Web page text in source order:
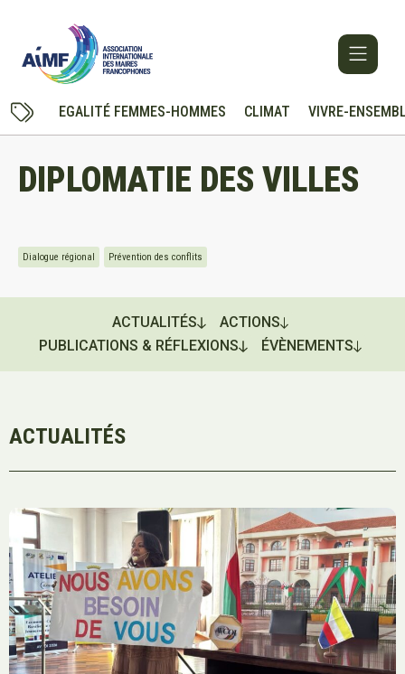
EGALITÉ FEMMES-HOMMES CLIMAT VIVRE-
DIPLOMATIE DES VILLES
Dialogue régional Prévention des conflits
ACTUALITÉS
ACTIONS
PUBLICATIONS & RÉFLEXIONS
ÉVÈNEMENTS
ACTUALITÉS